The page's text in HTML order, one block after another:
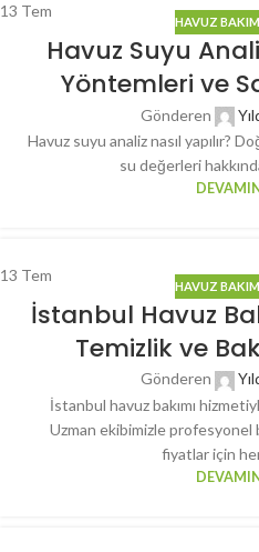
13 Tem
HAVUZ
Havuz Suyu
Yöntemleri ve
Gönderen
Havuz suyu analiz nasıl yapılır?
su değerleri
13 Tem
HAVUZ
İstanbul Havuz
Temizlik ve
Gönderen
İstanbul havuz bakımı
Uzman ekibimizle profesyonel
fiyatlar için